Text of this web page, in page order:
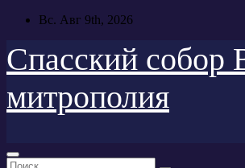
Перейти
содержимому
Вс. Авг 9th, 2026
Спасский собор
митрополия